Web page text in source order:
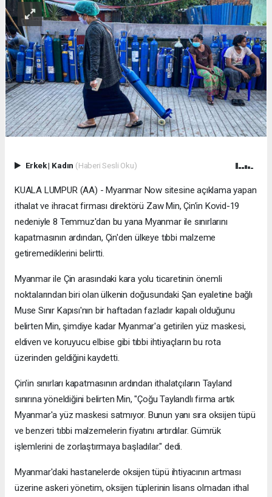
Erkek| Kadın (Haberi Sesli Oku)
KUALA LUMPUR (AA) - Myanmar Now sitesine açıklama yapan
ithalat ve ihracat firması direktörü Zaw Min, Çin'in Kovid-19
nedeniyle 8 Temmuz'dan bu yana Myanmar ile sınırlarını
kapatmasının ardından, Çin'den ülkeye tıbbi malzeme
getiremediklerini belirtti.
Myanmar ile Çin arasındaki kara yolu ticaretinin önemli
noktalarından biri olan ülkenin doğusundaki Şan eyaletine bağlı
Muse Sınır Kapısı'nın bir haftadan fazladır kapalı olduğunu
belirten Min, şimdiye kadar Myanmar'a getirilen yüz maskesi,
eldiven ve koruyucu elbise gibi tıbbi ihtiyaçların bu rota
üzerinden geldiğini kaydetti.
Çin'in sınırları kapatmasının ardından ithalatçıların Tayland
sınırına yöneldiğini belirten Min, "Çoğu Taylandlı firma artık
Myanmar'a yüz maskesi satmıyor. Bunun yanı sıra oksijen tüpü
ve benzeri tıbbi malzemelerin fiyatını artırdılar. Gümrük
işlemlerini de zorlaştırmaya başladılar." dedi.
Myanmar'daki hastanelerde oksijen tüpü ihtiyacının artması
üzerine askeri yönetim, oksijen tüplerinin lisans olmadan ithal